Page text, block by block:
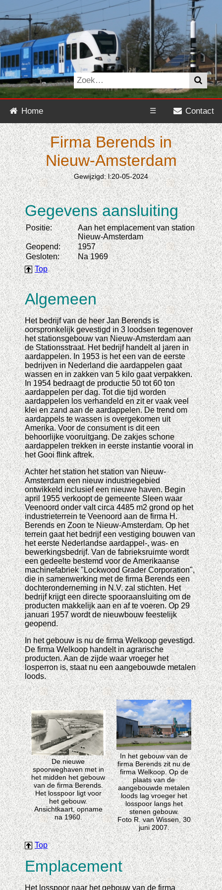
Home Contact
☰
Firma Berends in
Nieuw-Amsterdam
Gewijzigd: l:20-05-2024
Gegevens aansluiting
Positie:
Aan het emplacement van station
Nieuw-Amsterdam
Geopend:
1957
Gesloten:
Na 1969
Top
Algemeen
Het bedrijf van de heer Jan Berends is
oorspronkelijk gevestigd in 3 loodsen tegenover
het stationsgebouw van Nieuw-Amsterdam aan
de Stationsstraat. Het bedrijf handelt al jaren in
aardappelen. In 1953 is het een van de eerste
bedrijven in Nederland die aardappelen gaat
wassen en in zakken van 5 kilo gaat verpakken.
In 1954 bedraagt de productie 50 tot 60 ton
aardappelen per dag. Tot die tijd worden
aardappelen los verhandeld en zit er vaak veel
klei en zand aan de aardappelen. De trend om
aardappels te wassen is overgekomen uit
Amerika. Voor de consument is dit een
behoorlijke vooruitgang. De zakjes schone
aardappelen trekken in eerste instantie vooral in
het Gooi flink aftrek.
Achter het station het station van Nieuw-
Amsterdam een nieuw industriegebied
ontwikkeld inclusief een nieuwe haven. Begin
april 1955 verkoopt de gemeente Sleen waar
Veenoord onder valt circa 4485 m2 grond op het
industrieterrein te Veenoord aan de firma H.
Berends en Zoon te Nieuw-Amsterdam. Op het
terrein gaat het bedrijf een vestiging bouwen van
het eerste Nederlandse aardappel-, was- en
bewerkingsbedrijf. Van de fabrieksruimte wordt
een gedeelte bestemd voor de Amerikaanse
machinefabriek "Lockwood Grader Corporation",
die in samenwerking met de firma Berends een
dochteronderneming in N.V. zal stichten. Het
bedrijf krijgt een directe spooraansluiting om de
producten makkelijk aan en af te voeren. Op 29
januari 1957 wordt de nieuwbouw feestelijk
geopend.
In het gebouw is nu de firma Welkoop gevestigd.
De firma Welkoop handelt in agrarische
producten. Aan de zijde waar vroeger het
losperron is, staat nu een aangebouwde metalen
loods.
De nieuwe
spoorweghaven met in
het midden het gebouw
van de firma Berends.
Het losspoor ligt voor
het gebouw.
Ansichtkaart, opname
na 1960.
In het gebouw van de
firma Berends zit nu de
firma Welkoop. Op de
plaats van de
aangebouwde metalen
loods lag vroeger het
losspoor langs het
stenen gebouw.
Foto R. van Wissen, 30
juni 2007.
Top
Emplacement
Het losspoor naar het gebouw van de firma